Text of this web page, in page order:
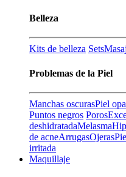
Belleza
Kits de belleza Sets
Problemas de la Piel
Manchas oscurasPiel
Puntos negros Poros
deshidratadaMelasma
de acneArrugasOjeras
irritada
Maquillaje